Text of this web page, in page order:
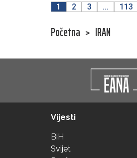
1 2 3 ... 113
Početna > IRAN
Vijesti
BiH
Svijet